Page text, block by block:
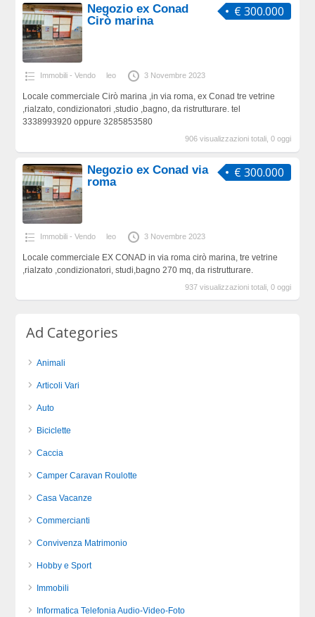
€ 300.000
Negozio ex Conad
Cirò marina
Immobili - Vendo leo 3 Novembre 2023
Locale commerciale Cirò marina ,in via roma, ex Conad tre vetrine
,rialzato, condizionatori ,studio ,bagno, da ristrutturare. tel
3338993920 oppure 3285853580
906 visualizzazioni totali, 0 oggi
€ 300.000
Negozio ex Conad via
roma
Immobili - Vendo leo 3 Novembre 2023
Locale commerciale EX CONAD in via roma cirò marina, tre vetrine
,rialzato ,condizionatori, studi,bagno 270 mq, da ristrutturare.
937 visualizzazioni totali, 0 oggi
Ad Categories
Animali
Articoli Vari
Auto
Biciclette
Caccia
Camper Caravan Roulotte
Casa Vacanze
Commercianti
Convivenza Matrimonio
Hobby e Sport
Immobili
Informatica Telefonia Audio-Video-Foto